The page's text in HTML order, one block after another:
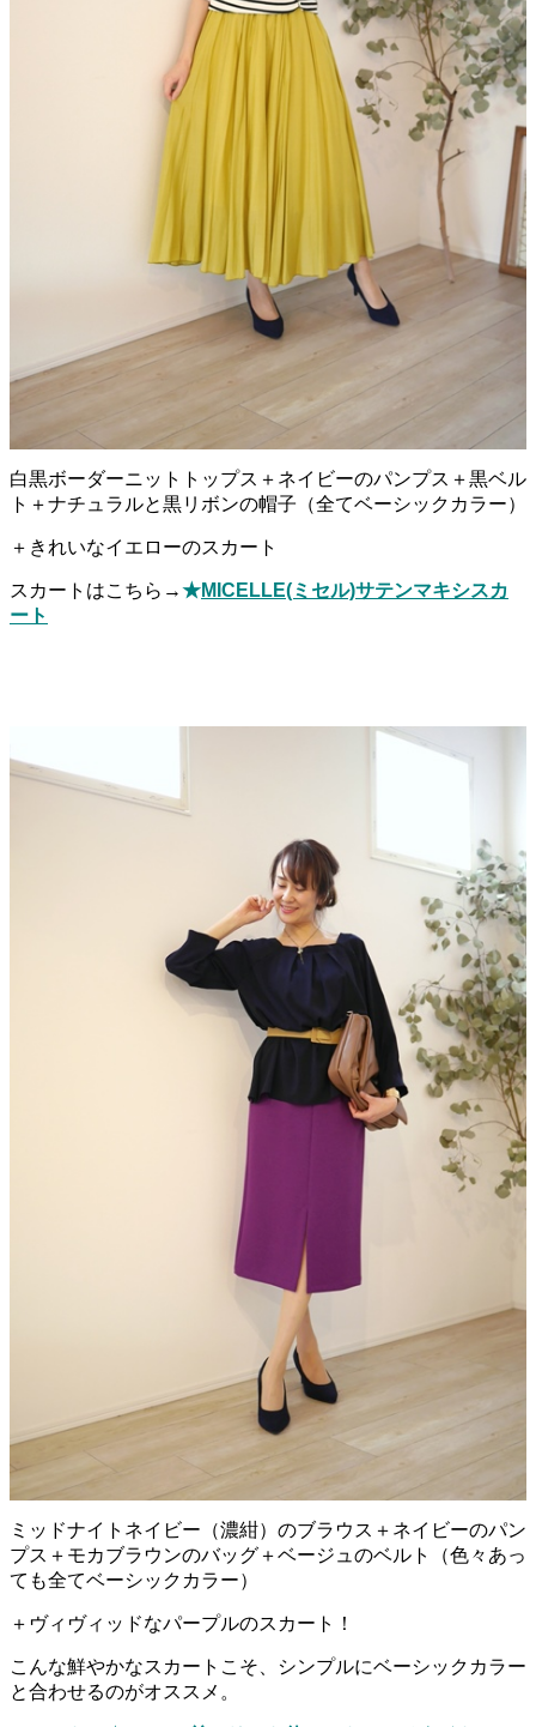
白黒ボーダーニットトップス＋ネイビーのパンプス＋黒ベル
ト＋ナチュラルと黒リボンの帽子（全てベーシックカラー）
＋きれいなイエローのスカート
スカートはこちら→★MICELLE(ミセル)サテンマキシスカ
ート
ミッドナイトネイビー（濃紺）のブラウス＋ネイビーのパン
プス＋モカブラウンのバッグ＋ベージュのベルト（色々あっ
ても全てベーシックカラー）
＋ヴィヴィッドなパープルのスカート！
こんな鮮やかなスカートこそ、シンプルにベーシックカラー
と合わせるのがオススメ。